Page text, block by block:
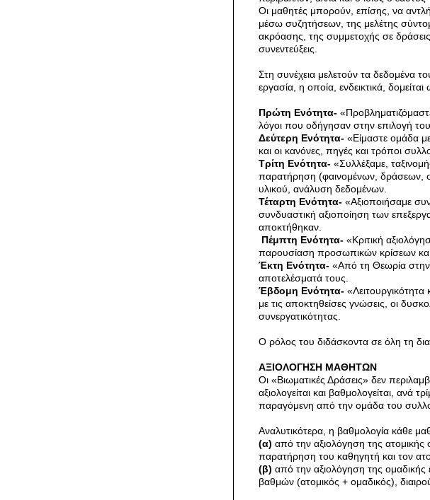
Οι μαθητές μπορούν, επίσης, να
μέσω συζητήσεων, της μελέτης
ακρόασης, της συμμετοχής σε
συνεντεύξεις.
Στη συνέχεια μελετούν τα δεδομένα
εργασία, η οποία, ενδεικτικά, δομείται
Πρώτη Ενότητα-
λόγοι που οδήγησαν στην επιλογή του.
Δεύτερη Ενότητα-«Είμαστε ομάδα
και οι κανόνες, πηγές και τρόποι
Τρίτη Ενότητα-«Συλλέξαμε,
παρατήρηση (φαινομένων, δράσεων,
υλικού, ανάλυση δεδομένων.
Τέταρτη Ενότητα-«Αξιοποιήσαμε
συνδυαστική αξιοποίηση των
αποκτήθηκαν.
Πέμπτη Ενότητα-«Κριτική
παρουσίαση προσωπικών κρίσεων και
Έκτη Ενότητα-«Από τη Θεωρία στην
αποτελέσματά τους.
Έβδομη Ενότητα-«Λειτουργικότητα
με τις αποκτηθείσες γνώσεις, οι
συνεργατικότητας.
Ο ρόλος του διδάσκοντα σε όλη τη
ΑΞΙΟΛΟΓΗΣΗ ΜΑΘΗΤΩΝ
Οι «Βιωματικές Δράσεις» δεν
αξιολογείται και βαθμολογείται,
παραγόμενη από την ομάδα του
Αναλυτικότερα, η βαθμολογία κάθε
(α) από την αξιολόγηση της
παρατήρηση του καθηγητή και τον
(β) από την αξιολόγηση της
βαθμών (ατομικός + ομαδικός),